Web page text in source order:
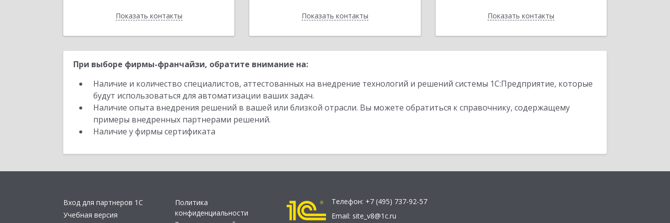
Показать контакты
Назад Показать контакты
Назад Показать контакты
Назад
При выборе фирмы-франчайзи, обратите внимание на:
Наличие и количество специалистов, аттестованных на внедрение технологий и решений системы 1С:Предприятие, которые
будут использоваться для автоматизации ваших задач.
Наличие опыта внедрения решений в вашей или близкой отрасли. Вы можете обратиться к справочнику, содержащему
примеры внедренных партнерами решений.
Наличие у фирмы сертификата
Вход для партнеров 1С
Учебная версия
Политика
конфиденциальности
Телефон: +7 (495) 737-92-57
Email: site_v8@1c.ru